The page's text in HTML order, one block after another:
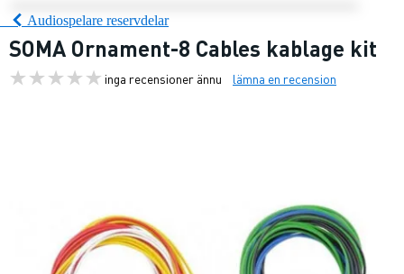
Audiospelare reservdelar
SOMA Ornament-8 Cables kablage kit
inga recensioner ännu lämna en recension